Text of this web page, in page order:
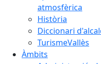
atmosfèrica
Història
Diccionari
TurismeVallès
Àmbits